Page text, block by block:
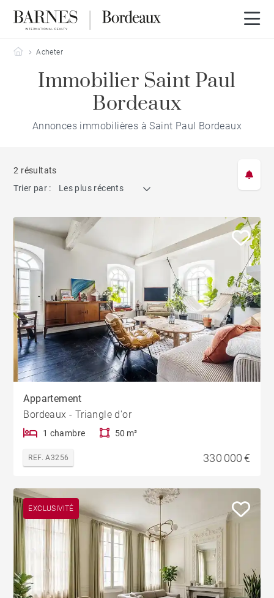
Barnes Bordeaux
Acheter
Immobilier Saint Paul
Bordeaux
Annonces immobilières à Saint Paul Bordeaux
2 résultats
Trier par :
Les plus récents
Appartement
Bordeaux - Triangle d'or
1 chambre 50 m²
REF. A3256 330 000 €
EXCLUSIVITÉ